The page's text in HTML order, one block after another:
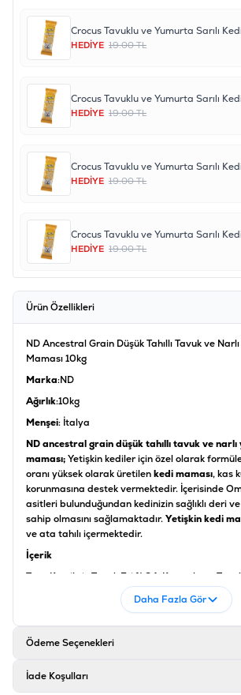
Crocus Tavuklu ve Yumurta Sarılı
HEDİYE 19.00 TL
Crocus Tavuklu ve Yumurta Sarılı
HEDİYE 19.00 TL
Crocus Tavuklu ve Yumurta Sarılı
HEDİYE 19.00 TL
Crocus Tavuklu ve Yumurta Sarılı
HEDİYE 19.00 TL
Ürün Özellikleri
ND Ancestral Grain Düşük Tahıllı Tavuk ve
Maması 10kg
Marka:ND
Ağırlık:10kg
Menşei: İtalya
ND ancestral grain düşük tahıllı tavuk ve
maması;Yetişkin kediler için özel olarak
oranı yüksek olarak üretilenkedi maması, kas
korunmasına destek vermektedir. İçerisinde
asitleri bulunduğundan kedinizin sağlıklı deri
sahip olmasını sağlamaktadır.Yetişkin kedi
ve ata tahılı içermektedir.
İçerik
Taze Kemiksiz Tavuk Eti % 24, Kurutulmuş Tavuk
Buğday % 10, Yulaf % 10, Tavuk Yağı,
Taze Ringa, Kurutulmuş Ringa Balığı, Balık
Kurutulmuş, Havuç, Kurutulmuş Yonca, İnulin,
Fructooligosaccharides, Mannan-
Kurutulmuş Elma ,Ispanak Tozu, Psyllium % 0.3,
Kurutulmuş Tatlı Portakal, Toz Yaban Mersini,
Daha Fazla Gör
Ödeme Seçenekleri
İade Koşulları